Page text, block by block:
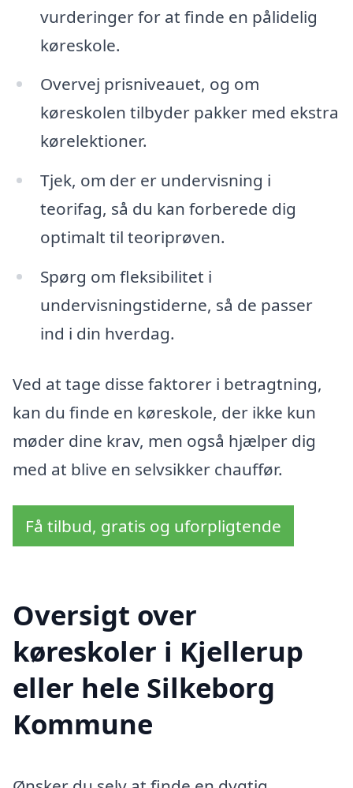
vurderinger for at finde en pålidelig
køreskole.
Overvej prisniveauet, og om
køreskolen tilbyder pakker med ekstra
kørelektioner.
Tjek, om der er undervisning i
teorifag, så du kan forberede dig
optimalt til teoriprøven.
Spørg om fleksibilitet i
undervisningstiderne, så de passer
ind i din hverdag.
Ved at tage disse faktorer i betragtning,
kan du finde en køreskole, der ikke kun
møder dine krav, men også hjælper dig
med at blive en selvsikker chauffør.
Få tilbud, gratis og uforpligtende
Oversigt over
køreskoler i Kjellerup
eller hele Silkeborg
Kommune